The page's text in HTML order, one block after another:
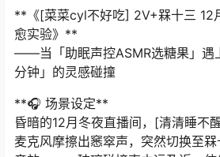
**《[菜菜cyl不好吃] 2V+槑十三 12
愈实验》**
——当「助眠声控ASMR选糖果」遇
分钟」的灵感碰撞
**🎧 场景设定**
昏暗的12月冬夜直播间，[清清睡不
麦克风摩擦出窸窣声，突然切换至